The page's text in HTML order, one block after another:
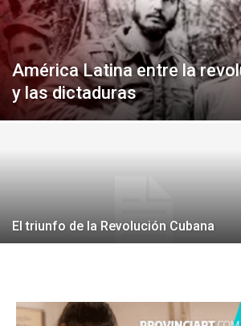
América Latina entre la
y las dictaduras
El triunfo de la Revolución Cubana